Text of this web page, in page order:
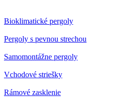
Bioklimatické pergoly
Pergoly s pevnou strechou
Samomontážne pergoly
Vchodové striešky
Rámové zasklenie